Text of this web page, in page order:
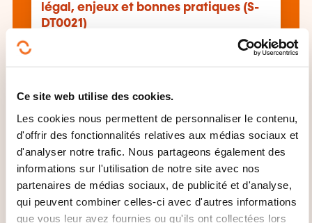
Ce site web utilise des cookies.
Les cookies nous permettent de personnaliser le contenu,
d'offrir des fonctionnalités relatives aux médias sociaux et
d'analyser notre trafic. Nous partageons également des
informations sur l'utilisation de notre site avec nos
partenaires de médias sociaux, de publicité et d'analyse,
qui peuvent combiner celles-ci avec d'autres informations
que vous leur avez fournies ou qu'ils ont collectées lors
légal, enjeux et bonnes pratiques (S-
DT0021)
Ces autres formations pourrait aussi vous
intéresser:
Administration personnel
Audit ressources
humaines
Bilan social
Conduite entretien
Conduite entretien évaluation
Conduite